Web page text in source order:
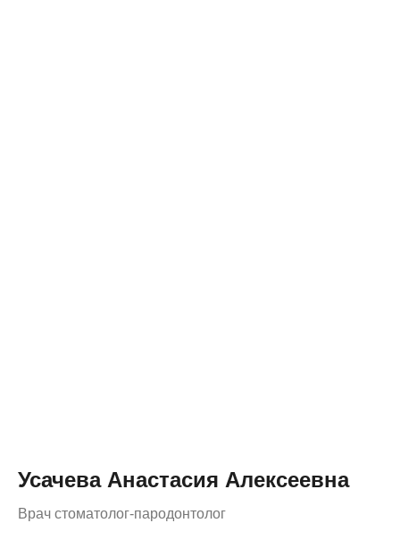
Усачева Анастасия Алексеевна
Врач стоматолог-пародонтолог